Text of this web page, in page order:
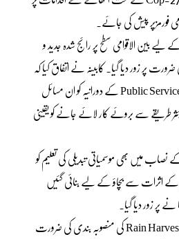
فورمزپر پیش کی جائے۔
بین الاقوامی سطح پر رائج شدہ جدید و
پر زور دیا گیا۔ کابینہ نے اتفاق کیا کہ
ٹی وی چینلز پر Public Service Messaging کے دورانیہ کو ان مسائل
سے بروئے کار لائے جانے کو یقینی
میں بھی موسمیاتی تبدیلی کی تعلیم کو
کے اثرات سے بچاؤ کے لیے بنائی گئیں
پر زور دیا گیا۔
کابینہ میں جنگی بنیادوں پر Rain Harvesting کی منصوبہ بندی کی ضرورت